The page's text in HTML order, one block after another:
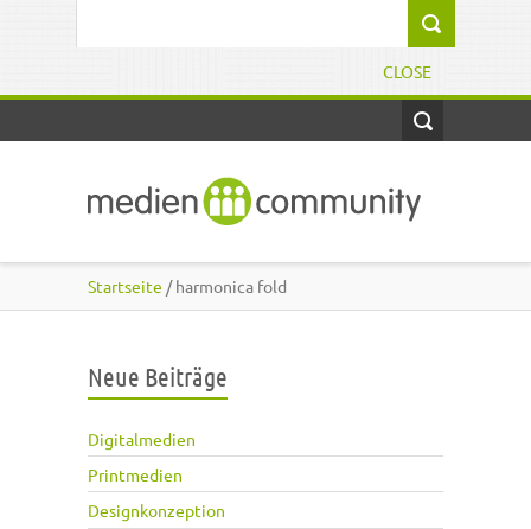
CLOSE
Startseite / harmonica fold
Neue Beiträge
Digitalmedien
Printmedien
Designkonzeption